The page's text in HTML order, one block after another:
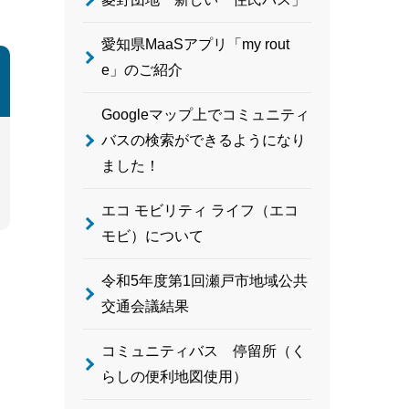
愛知県MaaSアプリ「my rout
e」のご紹介
Googleマップ上でコミュニティ
バスの検索ができるようになり
ました！
エコ モビリティ ライフ（エコ
モビ）について
令和5年度第1回瀬戸市地域公共
交通会議結果
コミュニティバス 停留所（く
らしの便利地図使用）